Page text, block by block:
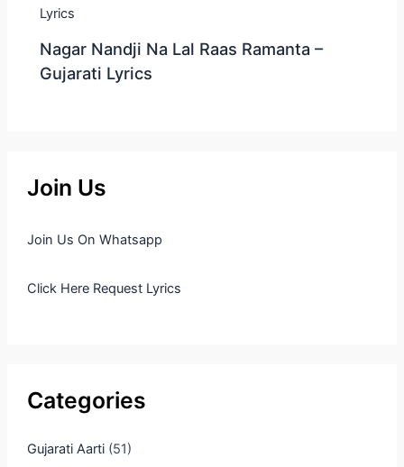
Nagar Nandji Na Lal Raas Ramanta –
Gujarati Lyrics
Join Us
Join Us On Whatsapp
Click Here Request Lyrics
Categories
Gujarati Aarti(51)